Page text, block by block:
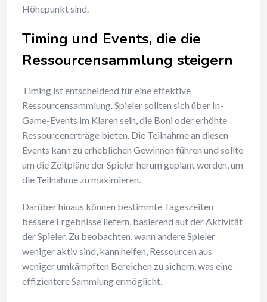
Höhepunkt sind.
Timing und Events, die die
Ressourcensammlung steigern
Timing ist entscheidend für eine effektive
Ressourcensammlung. Spieler sollten sich über In-
Game-Events im Klaren sein, die Boni oder erhöhte
Ressourcenerträge bieten. Die Teilnahme an diesen
Events kann zu erheblichen Gewinnen führen und sollte
um die Zeitpläne der Spieler herum geplant werden, um
die Teilnahme zu maximieren.
Darüber hinaus können bestimmte Tageszeiten
bessere Ergebnisse liefern, basierend auf der Aktivität
der Spieler. Zu beobachten, wann andere Spieler
weniger aktiv sind, kann helfen, Ressourcen aus
weniger umkämpften Bereichen zu sichern, was eine
effizientere Sammlung ermöglicht.